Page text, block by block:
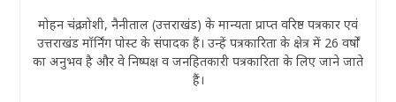
मोहन चंद्र जोशी, नैनीताल (उत्तराखंड) के मान्यता प्राप्त वरिष्ठ पत्रकार एवं
उत्तराखंड मॉर्निंग पोस्ट के संपादक हैं। उन्हें पत्रकारिता के क्षेत्र में 26 वर्षों
का अनुभव है और वे निष्पक्ष व जनहितकारी पत्रकारिता के लिए जाने जाते
हैं।